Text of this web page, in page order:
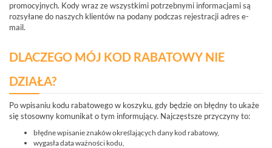
AKTUALNOŚCI
OPINIE
MONTAŻ
WSPÓŁPRACA
CENNIKI
OPROGRAMOWANIE
ZWROT
I
DANE
SKLEPU
PRYWATNOŚCI
RABATOWE
promocyjnych. Kody wraz ze wszystkimi potrzebnymi informacjami są
rozsyłane do naszych klientów na podany podczas rejestracji adres e-
mail.
DLACZEGO MÓJ KOD RABATOWY NIE
DZIAŁA?
Po wpisaniu kodu rabatowego w koszyku, gdy będzie on błędny to ukaże
się stosowny komunikat o tym informujący. Najczęstsze przyczyny to:
błędne wpisanie znaków określających dany kod rabatowy,
wygasła data ważności kodu,